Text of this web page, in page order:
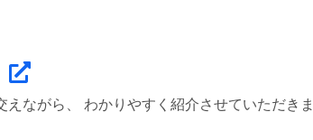
ながら、 わかりやすく紹介させていただき